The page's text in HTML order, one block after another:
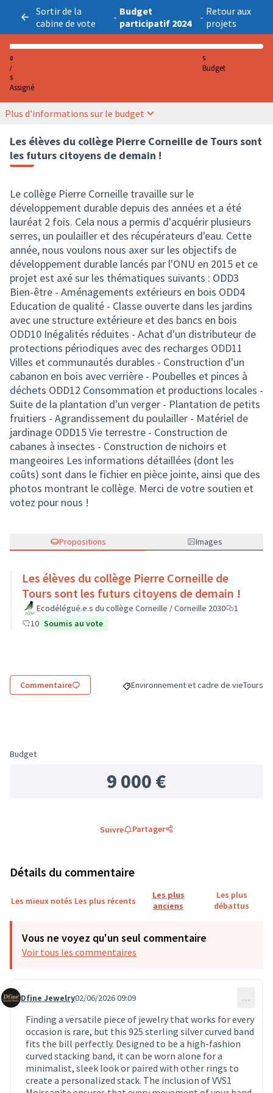
Sortir de la
cabine de vote
- Budget
participatif 2024
- Retour aux
projets
0
/
5
Assigné
5
Budget
Plus d'informations sur le budget
Les élèves du collège Pierre Corneille de Tours sont
les futurs citoyens de demain !
Le collège Pierre Corneille travaille sur le
développement durable depuis des années et a été
lauréat 2 fois. Cela nous a permis d'acquérir plusieurs
serres, un poulailler et des récupérateurs d'eau. Cette
année, nous voulons nous axer sur les objectifs de
développement durable lancés par l'ONU en 2015 et ce
projet est axé sur les thématiques suivants : ODD3
Bien-être - Aménagements extérieurs en bois ODD4
Education de qualité - Classe ouverte dans les jardins
avec une structure extérieure et des bancs en bois
ODD10 Inégalités réduites - Achat d'un distributeur de
protections périodiques avec des recharges ODD11
Villes et communautés durables - Construction d'un
cabanon en bois avec verrière - Poubelles et pinces à
déchets ODD12 Consommation et productions locales -
Suite de la plantation d'un verger - Plantation de petits
fruitiers - Agrandissement du poulailler - Matériel de
jardinage ODD15 Vie terrestre - Construction de
cabanes à insectes - Construction de nichoirs et
mangeoires Les informations détaillées (dont les
coûts) sont dans le fichier en pièce jointe, ainsi que des
photos montrant le collège. Merci de votre soutien et
votez pour nous !
Propositions Images
Les élèves du collège Pierre Corneille de
Tours sont les futurs citoyens de demain !
Ecodélégué.e.s du collège Corneille / Corneille 2030
1
10 Soumis au vote
Commentaire Filtrer les résultats de la catégorie :
Environnement et cadre de vieFiltrer
Tours
Budget
9 000 €
Suivre Partager
Détails du commentaire
Les mieux notés Les plus récents
Les plus
anciens
Les plus
débattus
Vous ne voyez qu'un seul commentaire
Voir tous les commentaires
Commentaire 1952
Dfine Jewelry02/06/2026 09:09 …
Finding a versatile piece of jewelry that works for every
occasion is rare, but this 925 sterling silver curved band
fits the bill perfectly. Designed to be a high-fashion
curved stacking band, it can be worn alone for a
minimalist, sleek look or paired with other rings to
create a personalized stack. The inclusion of VVS1